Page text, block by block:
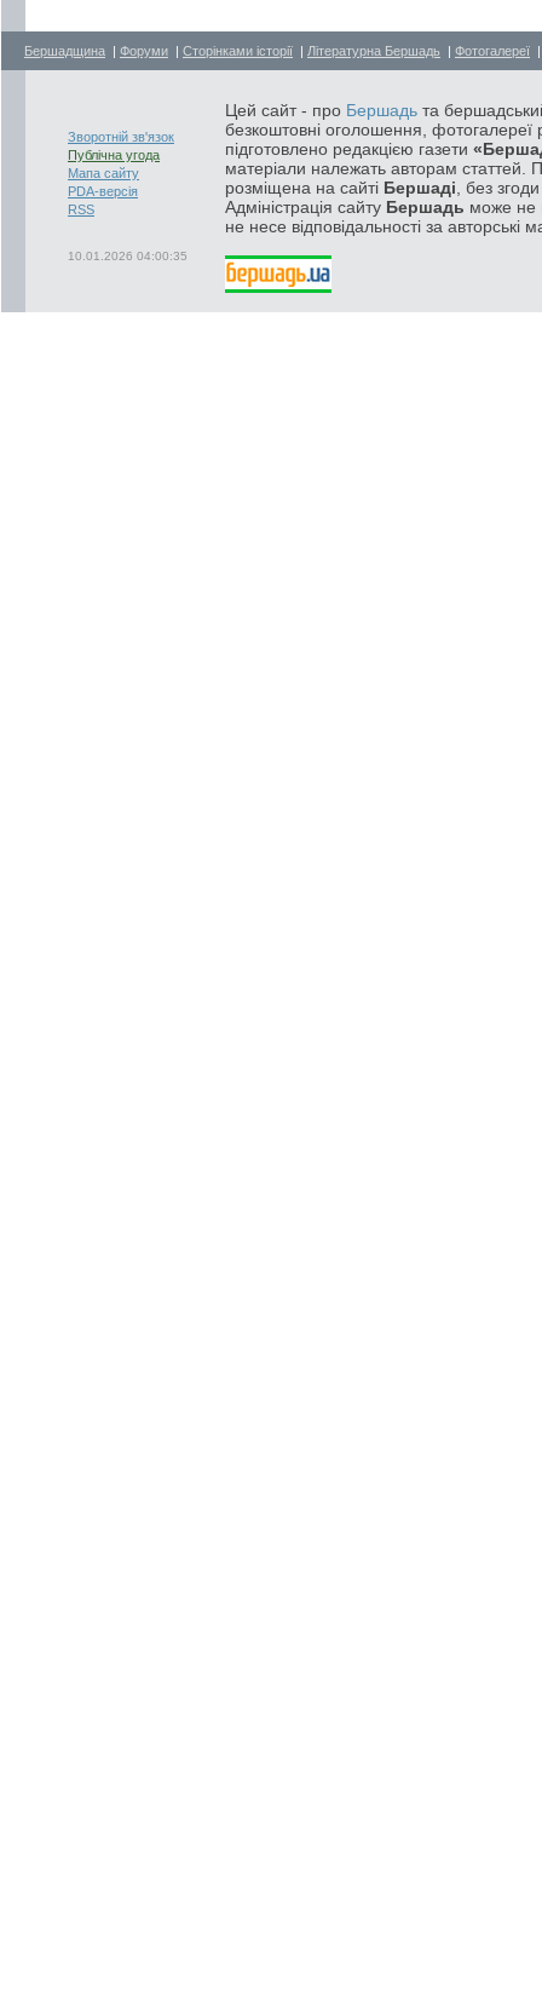
Бершадщина | Форуми | Сторінками історії | Літературна Бершадь | Фотогалереї
Зворотній зв'язок
Публічна угода
Мапа сайту
PDA-версія
RSS
10.01.2026 04:00:35
Цей сайт - про Бершадь та
безкоштовні оголошення, фотогалереї
підготовлено редакцією газети
матеріали належать авторам статтей.
розміщена на сайті Бершаді , без
Адміністрація сайту Бершадь може не
не несе відповідальності за авторські